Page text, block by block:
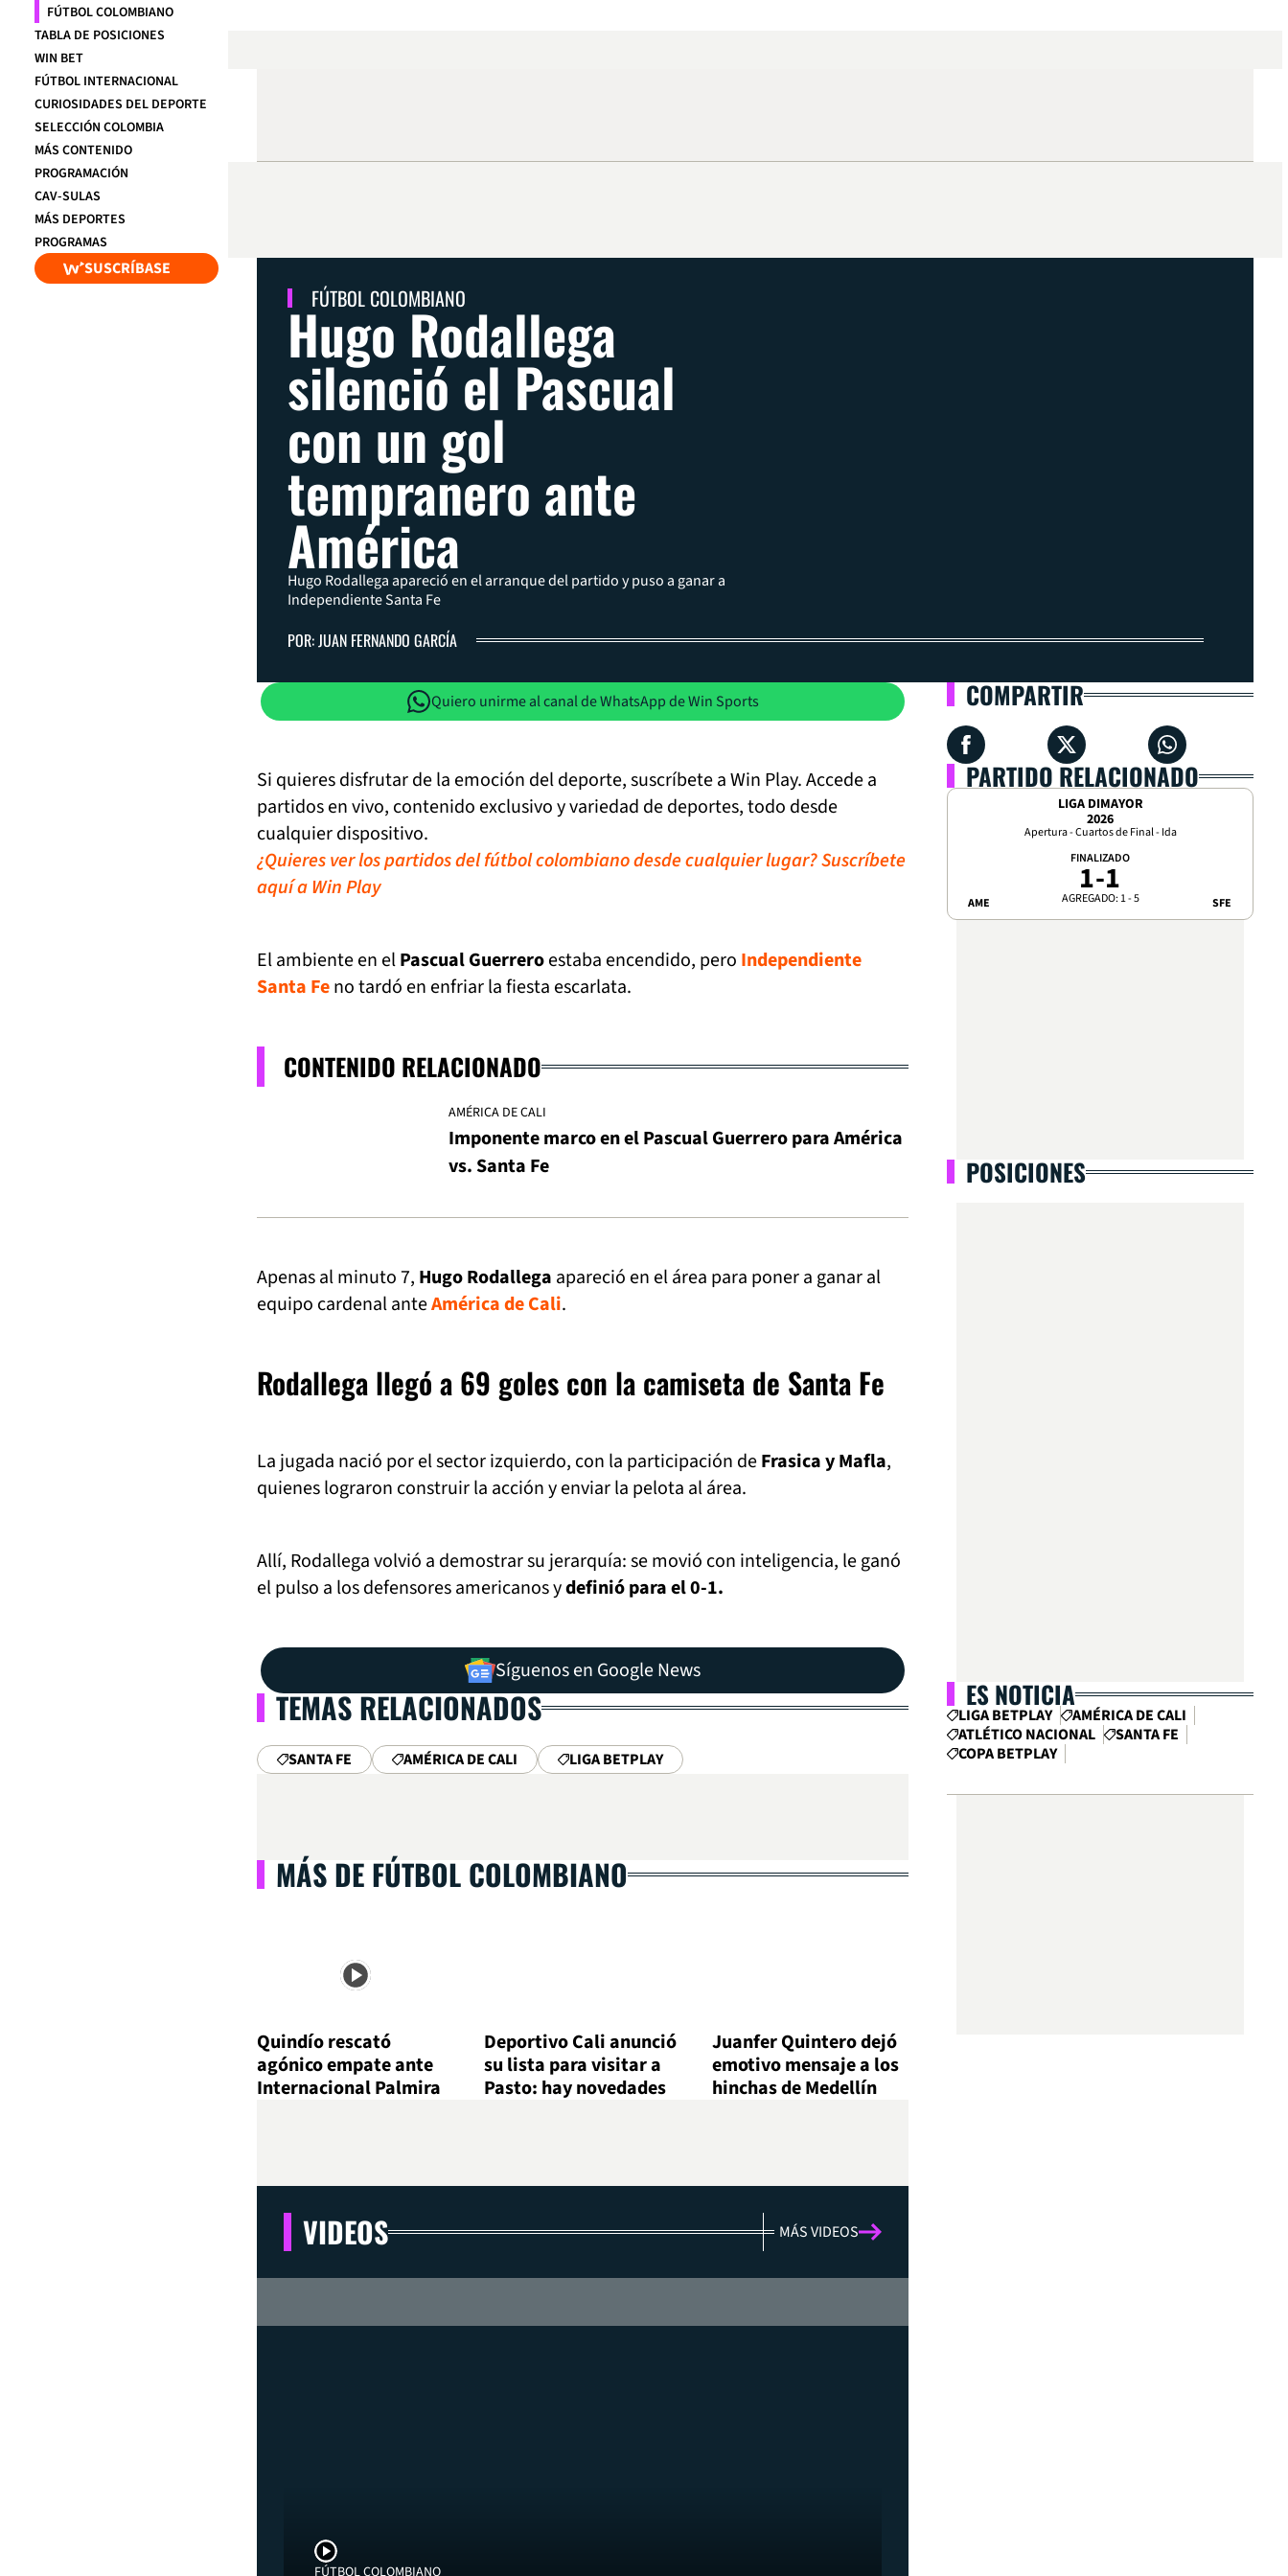
FÚTBOL COLOMBIANO
TABLA DE POSICIONES
WIN BET
FÚTBOL INTERNACIONAL
CURIOSIDADES DEL DEPORTE
SELECCIÓN COLOMBIA
MÁS CONTENIDO
PROGRAMACIÓN
CAV-SULAS
MÁS DEPORTES
PROGRAMAS
SUSCRÍBASE
FÚTBOL COLOMBIANO
Hugo Rodallega
silenció el Pascual
con un gol
tempranero ante
América
Hugo Rodallega apareció en el arranque del partido y puso a ganar a
Independiente Santa Fe
POR: JUAN FERNANDO GARCÍA
Quiero unirme al canal de WhatsApp de Win Sports
Si quieres disfrutar de la emoción del deporte, suscríbete a Win Play. Accede a
partidos en vivo, contenido exclusivo y variedad de deportes, todo desde
cualquier dispositivo.
¿Quieres ver los partidos del fútbol colombiano desde cualquier lugar? Suscríbete
aquí a Win Play
El ambiente en elPascual Guerreroestaba encendido, pero Independiente
Santa Feno tardó en enfriar la fiesta escarlata.
CONTENIDO RELACIONADO
AMÉRICA DE CALI
Imponente marco en el Pascual Guerrero para América
vs. Santa Fe
Apenas al minuto 7, Hugo Rodallega apareció en el área para poner a ganar al
equipo cardenal anteAmérica de Cali.
Rodallega llegó a 69 goles con la camiseta de Santa Fe
La jugada nació por el sector izquierdo, con la participación deFrasica y Mafla,
quienes lograron construir la acción y enviar la pelota al área.
Allí, Rodallega volvió a demostrar su jerarquía: se movió con inteligencia, le ganó
el pulso a los defensores americanos ydefinió para el 0-1.
Síguenos en Google News
TEMAS RELACIONADOS
SANTA FE AMÉRICA DE CALI LIGA BETPLAY
MÁS DE FÚTBOL COLOMBIANO
Quindío rescató
agónico empate ante
Internacional Palmira
Deportivo Cali anunció
su lista para visitar a
Pasto: hay novedades
Juanfer Quintero dejó
emotivo mensaje a los
hinchas de Medellín
VIDEOS MÁS VIDEOS
FÚTBOL COLOMBIANO
COMPARTIR
PARTIDO RELACIONADO
LIGA DIMAYOR
2026
Apertura - Cuartos de Final - Ida
AME
FINALIZADO
1-1
AGREGADO: 1 - 5 SFE
POSICIONES
ES NOTICIA
LIGA BETPLAY
AMÉRICA DE CALI
ATLÉTICO NACIONAL
SANTA FE
COPA BETPLAY